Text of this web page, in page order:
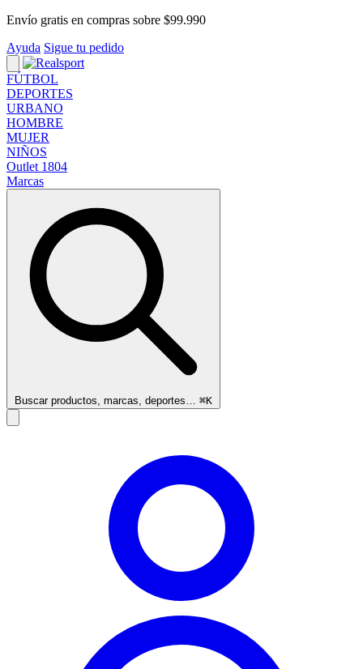
Ir al contenido
Envío gratis en compras sobre $99.990
Ayuda Sigue tu pedido
FÚTBOL
DEPORTES
URBANO
HOMBRE
MUJER
NIÑOS
Outlet 1804
Marcas
Buscar productos, marcas, deportes… ⌘K